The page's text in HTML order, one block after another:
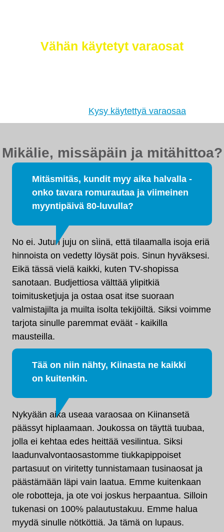
Vähän käytetyt varaosat
Kysy käytettyä varaosaa
Mikälie, missäpäin ja mitähittoa?
Mitäsmitäs, kundit myy aika halvalla -
onko tavara romurautaa ja viimeinen
myyntipäivä 80-luvulla?
No ei. Jutun juju on sìinä, että tilaamalla isoja eriä
hinnoista on vedetty löysät pois. Sinun hyväksesi.
Eikä tässä vielä kaikki, kuten TV-shopissa
sanotaan. Budjettiosa välttää ylipitkiä
toimitusketjuja ja ostaa osat itse suoraan
valmistajilta ja muilta isolta tekijöiltä. Siksi voimme
tarjota sinulle paremmat eväät - kaikilla
mausteilla.
Tää on niin nähty, Kiinasta ne kaikki
on kuitenkin.
Nykyään aika useaa varaosaa on Kiinansetä
päässyt hiplaamaan. Joukossa on täyttä tuubaa,
jolla ei kehtaa edes heittää vesilintua. Siksi
laadunvalvontaosastomme tiukkapippoiset
partasuut on viritetty tunnistamaan tusinaosat ja
päästämään läpi vain laatua. Emme kuitenkaan
ole robotteja, ja ote voi joskus herpaantua. Silloin
tukenasi on 100% palautustakuu. Emme halua
myydä sinulle nötköttiä. Ja tämä on lupaus.